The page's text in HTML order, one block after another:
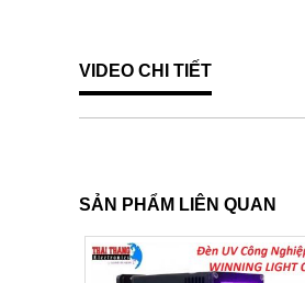
VIDEO CHI TIẾT
SẢN PHẨM LIÊN QUAN